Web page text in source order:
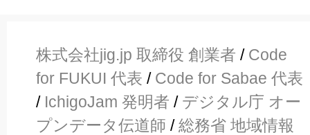
株式会社jig.jp 取締役 創業者 / Code
for FUKUI 代表 / Code for Sabae 代表
/ IchigoJam 発明者 / デジタル庁 オー
プンデータ伝道師 /総務省 地域情報